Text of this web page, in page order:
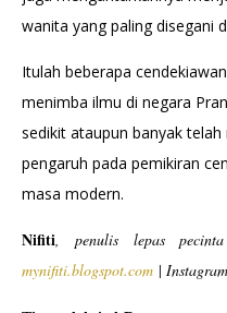
wanita yang paling disegani
Itulah beberapa
menimba ilmu di negara
sedikit ataupun banyak telah
pengaruh pada pemikiran
masa modern.
Nifiti,
penulis lepas
mynifiti.blogspot.com | Instagram